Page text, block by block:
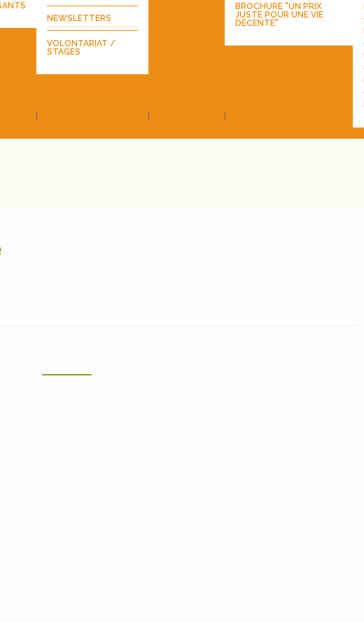
NEWSLETTERS
VOLONTARIAT /
STAGES
BROCHURE "UN PRIX
JUSTE POUR UNE VIE
DÉCENTE"